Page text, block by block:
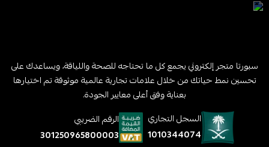
سبورتا متجر إلكتروني يجمع كل ما تحتاجه للصحة واللياقة، ويساعدك على
تحسين نمط حياتك من خلال علامات تجارية عالمية موثوقة تم اختيارها
بعناية وفق أعلى معايير الجودة.
السجل التجاري
1010344074
الرقم الضريبي
301250965800003